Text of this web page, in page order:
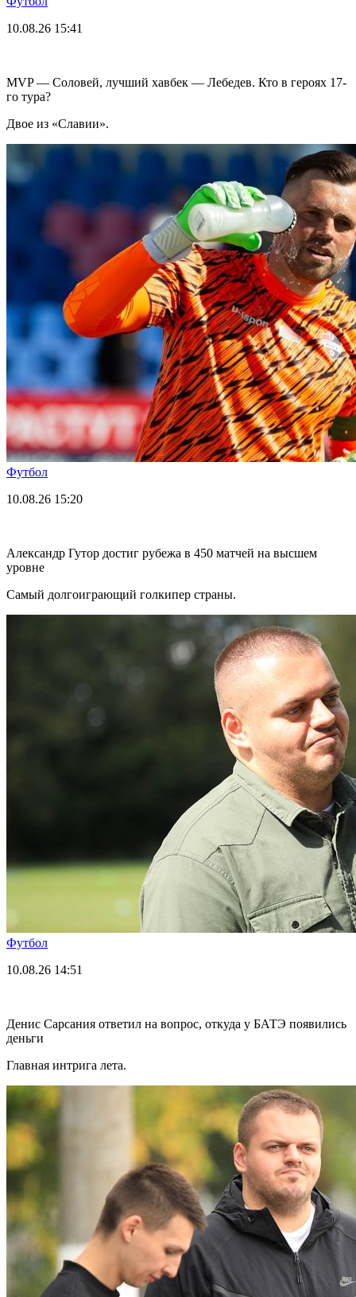
10.08.26 15:41
MVP — Соловей, лучший хавбек — Лебедев. Кто в героях 17-
го тура?
Двое из «Славии».
Футбол
10.08.26 15:20
Александр Гутор достиг рубежа в 450 матчей на высшем
уровне
Самый долгоиграющий голкипер страны.
Футбол
10.08.26 14:51
Денис Сарсания ответил на вопрос, откуда у БАТЭ появились
деньги
Главная интрига лета.